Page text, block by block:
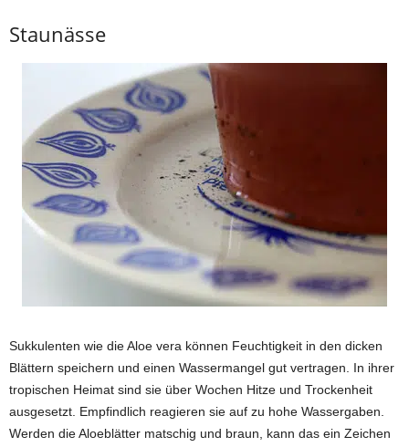
Staunässe
Sukkulenten wie die Aloe vera können Feuchtigkeit in den dicken
Blättern speichern und einen Wassermangel gut vertragen. In ihrer
tropischen Heimat sind sie über Wochen Hitze und Trockenheit
ausgesetzt. Empfindlich reagieren sie auf zu hohe Wassergaben.
Werden die Aloeblätter matschig und braun, kann das ein Zeichen